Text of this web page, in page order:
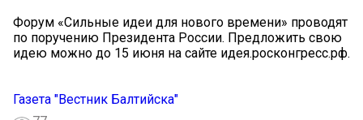
Форум «Сильные идеи для нового времени» проводят
по поручению Президента России. Предложить свою
идею можно до 15 июня на сайте идея.росконгресс.рф.
Газета "Вестник Балтийска"